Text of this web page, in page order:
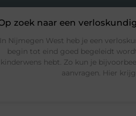
zoek naar een
In Nijmegen West heb je een
begin tot eind goed begeleidt
kinderwens hebt. Zo kun je
aanvragen. Hier